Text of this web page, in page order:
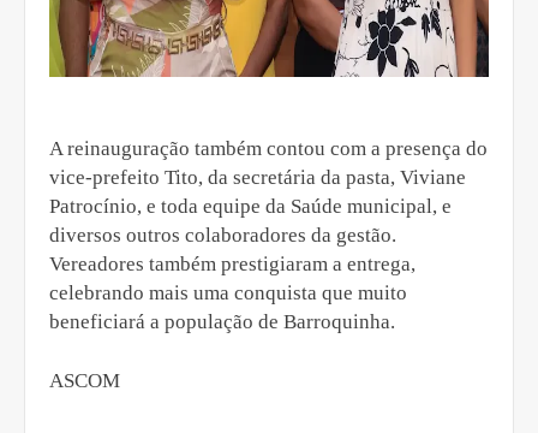
A reinauguração também contou com a presença do
vice-prefeito Tito, da secretária da pasta, Viviane
Patrocínio, e toda equipe da Saúde municipal, e
diversos outros colaboradores da gestão.
Vereadores também prestigiaram a entrega,
celebrando mais uma conquista que muito
beneficiará a população de Barroquinha.
ASCOM